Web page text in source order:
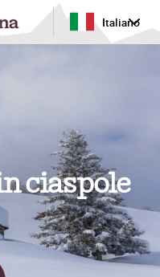
Italiano
ciaspole